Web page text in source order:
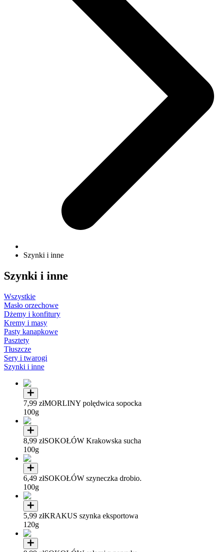
Szynki i inne
Szynki i inne
Wszystkie
Masło orzechowe
Dżemy i konfitury
Kremy i masy
Pasty kanapkowe
Pasztety
Tłuszcze
Sery i twarogi
Szynki i inne
7,99 złMORLINY polędwica sopocka
100g
8,99 złSOKOŁÓW Krakowska sucha
100g
6,49 złSOKOŁÓW szyneczka drobio.
100g
5,99 złKRAKUS szynka eksportowa
120g